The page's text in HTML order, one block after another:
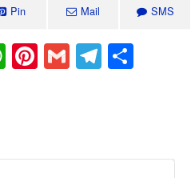
Pin Mail SMS
W
h
A
Pi
nt
st
G
m
T
el
a